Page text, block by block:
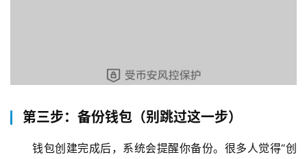
第三步：备份钱包（别跳过这一步）
钱包创建完成后，系统会提醒你备份。很多人觉得“创